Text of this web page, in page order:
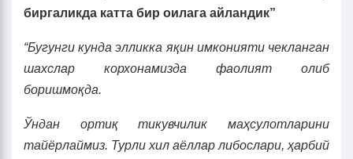
биргаликда катта бир оилага айландик”
“Бугунги кунда элликка яқин имконияти чекланган
шахслар корхонамизда фаолият олиб
боришмоқда.
Ўндан ортиқ тикувчилик маҳсулотларини
тайёрлаймиз. Турли хил аёллар либослари, ҳарбий